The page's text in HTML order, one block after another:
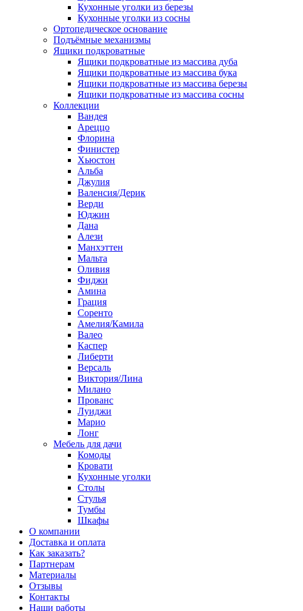
Кухонные уголки из березы
Кухонные уголки из сосны
Ортопедическое основание
Подъёмные механизмы
Ящики подкроватные
Ящики подкроватные из массива дуба
Ящики подкроватные из массива бука
Ящики подкроватные из массива березы
Ящики подкроватные из массива сосны
Коллекции
Вандея
Ареццо
Флорина
Финистер
Хьюстон
Альба
Джулия
Валенсия/Дерик
Верди
Юджин
Дана
Алези
Манхэттен
Мальта
Оливия
Фиджи
Амина
Грация
Соренто
Амелия/Камила
Валео
Каспер
Либерти
Версаль
Виктория/Лина
Милано
Прованс
Луиджи
Марио
Лонг
Мебель для дачи
Комоды
Кровати
Кухонные уголки
Столы
Стулья
Тумбы
Шкафы
О компании
Доставка и оплата
Как заказать?
Партнерам
Материалы
Отзывы
Контакты
Наши работы